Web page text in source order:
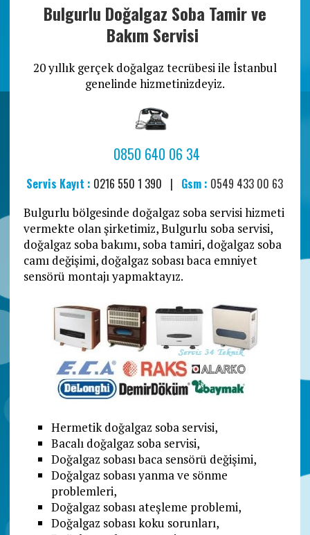
Bulgurlu Doğalgaz Soba Tamir ve
Bakım Servisi
20 yıllık gerçek doğalgaz tecrübesi ile İstanbul
genelinde hizmetinizdeyiz.
0850 640 06 34
Servis Kayıt : 0216 550 1 390 | Gsm : 0549 433 00 63
Bulgurlu bölgesinde doğalgaz soba servisi hizmeti
vermekte olan şirketimiz, Bulgurlu soba servisi,
doğalgaz soba bakımı, soba tamiri, doğalgaz soba
camı değişimi, doğalgaz sobası baca emniyet
sensörü montajı yapmaktayız.
Hermetik doğalgaz soba servisi,
Bacalı doğalgaz soba servisi,
Doğalgaz sobası baca sensörü değişimi,
Doğalgaz sobası yanma ve sönme
problemleri,
Doğalgaz sobası ateşleme problemi,
Doğalgaz sobası koku sorunları,